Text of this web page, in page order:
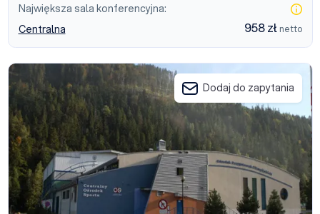
Największa sala konferencyjna:
Centralna
958 zł netto
Centralny Ośrodek Sportu - Ośrodek Przygotowań Olimpijskich
Dodaj do zapytania